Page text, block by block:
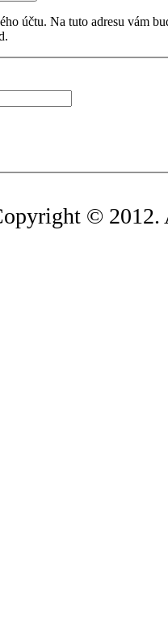
účtu. Na tuto adresu vám
© 2012.